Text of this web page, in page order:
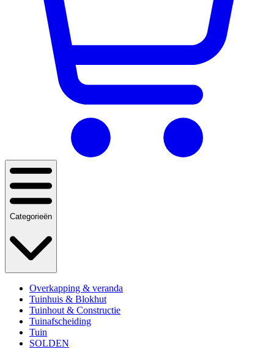
Categorieën
Overkapping & veranda
Tuinhuis & Blokhut
Tuinhout & Constructie
Tuinafscheiding
Tuin
SOLDEN